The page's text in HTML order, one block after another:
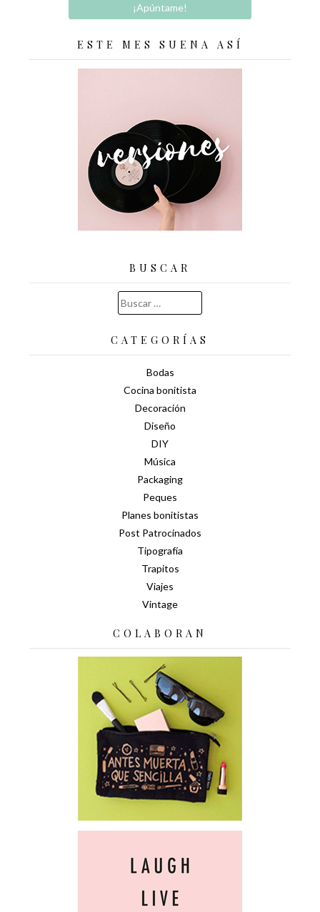
ESTE MES SUENA ASÍ
BUSCAR
Buscar:
CATEGORÍAS
Bodas
Cocina bonitista
Decoración
Diseño
DIY
Música
Packaging
Peques
Planes bonitistas
Post Patrocinados
Tipografía
Trapitos
Viajes
Vintage
COLABORAN